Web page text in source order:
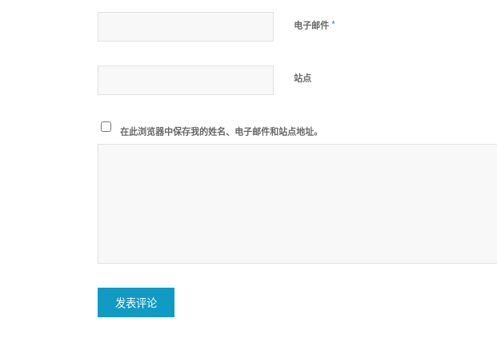
电子邮件 *
站点
在此浏览器中保存我的姓名、电子邮件和站点地址。